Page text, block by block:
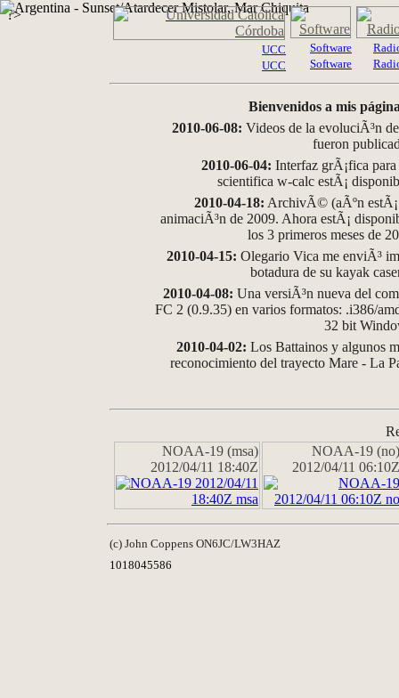
?>
UCC
UCC
Software
Software
Bienvenidos a mis
2010-06-08: Videos de la evoluciÃ³n
fueron
2010-06-04: Interfaz grÃ¡fica
scientifica w-calc estÃ¡
2010-04-18: ArchivÃ© (aÃºn
animaciÃ³n de 2009. Ahora estÃ¡
los 3 primeros meses de
2010-04-15: Olegario Vica me enviÃ³
botadura de su kayak
2010-04-08: Una versiÃ³n nueva del
FC 2 (0.9.35) en varios formatos: .i386/
32 bit
2010-04-02: Los Battainos y algunos
reconocimiento del trayecto Mare - La
NOAA-19 (msa)
2012/04/11 18:40Z
NOAA-19 (no)
2012/04/11 06:10Z
(c) John Coppens ON6JC/LW3HAZ
1018045586